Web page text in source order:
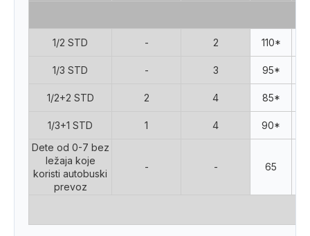
1/2 STD - 2 110*
1/3 STD - 3 95*
1/2+2 STD 2 4 85*
1/3+1 STD 1 4 90*
Dete od 0-7 bez
ležaja koje
koristi autobuski
prevoz
- - 65